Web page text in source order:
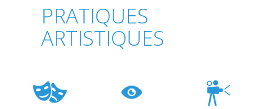
PRATIQUES
ARTISTIQUES